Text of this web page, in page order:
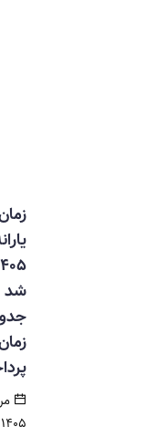
زمان واریز
یارانه مرداد
۱۴۰۵ اعلام
جدول کامل
زمان و مبلغ
پرداختی
مرداد ۱۵,